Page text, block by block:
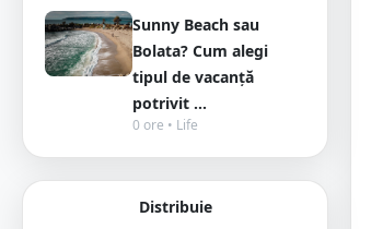
Sunny Beach sau
Bolata? Cum alegi
tipul de vacanță
potrivit ...
0 ore • Life
Distribuie